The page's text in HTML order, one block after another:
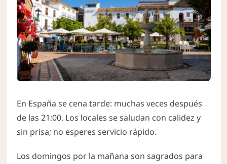
En España se cena tarde: muchas veces después
de las 21:00. Los locales se saludan con calidez y
sin prisa; no esperes servicio rápido.
Los domingos por la mañana son sagrados para